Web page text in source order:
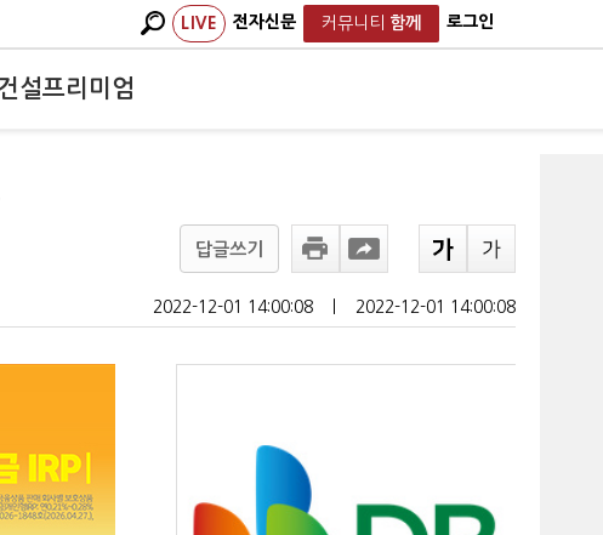
LIVE 전자신문 커뮤니티 함께 로그인
설프리미엄
답글쓰기
2022-12-01 14:00:08 2022-12-01 14:00:08